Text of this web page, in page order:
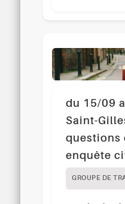
du 15/09
Saint-
questions
enquête
GROUPE DE